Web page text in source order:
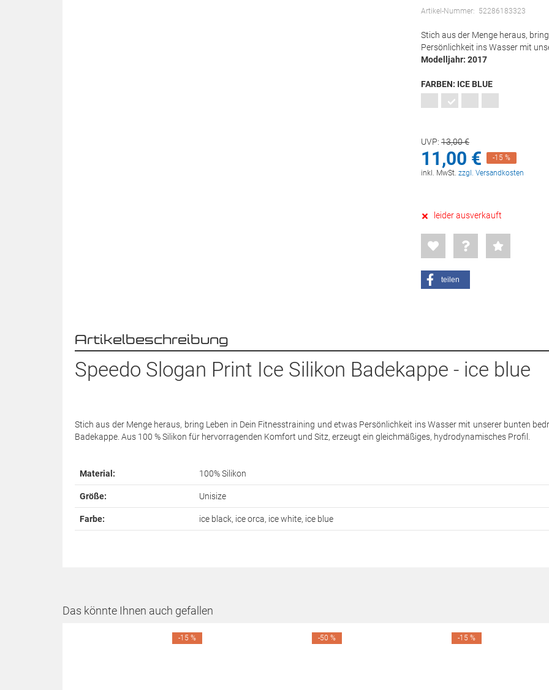
Artikel-Nummer: 52286183323
Stich aus der Menge heraus,
Persönlichkeit ins Wasser mit
Modelljahr: 2017
FARBEN: ICE BLUE
UVP: 13,00€
11,00 €
-15 %
inkl. MwSt. zzgl. Versandkosten
leider ausverkauft
teilen
Artikelbeschreibung
Speedo Slogan Print Ice Silikon Badekappe - ice blue
Stich aus der Menge heraus, bring Leben in Dein Fitnesstraining und etwas Persönlichkeit ins Wasser mit unserer bunten
Badekappe. Aus 100 % Silikon für hervorragenden Komfort und Sitz, erzeugt ein gleichmäßiges, hydrodynamisches Profil.
Material: 100% Silikon
Größe: Unisize
Farbe: ice black, ice orca, ice white, ice blue
Das könnte Ihnen auch gefallen
-15 % -50 % -15 %